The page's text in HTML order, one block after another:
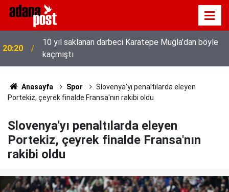
20:20
10 yıl saklanan darbeci Karatepe Muğla’dan böyle
kaçmıştı
Anasayfa Spor
Slovenya'yı penaltılarda eleyen
Portekiz, çeyrek finalde Fransa'nın rakibi oldu
Slovenya'yı penaltılarda eleyen
Portekiz, çeyrek finalde Fransa'nın
rakibi oldu